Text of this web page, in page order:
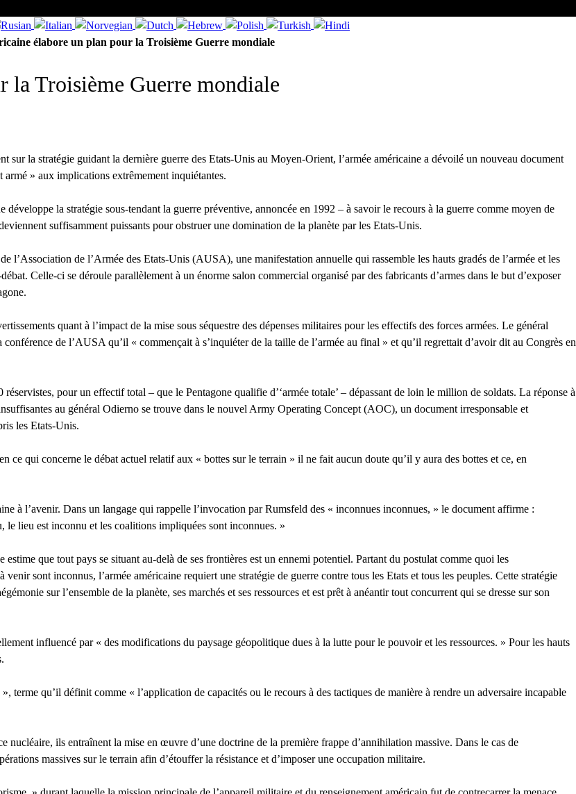
élabore un plan pour la Troisième Guerre mondiale
la Troisième Guerre mondiale
sur la stratégie guidant la dernière guerre des Etats-Unis au Moyen-Orient, l’armée américaine a dévoilé un nouveau document
» aux implications extrêmement inquiétantes.
développe la stratégie sous-tendant la guerre préventive, annoncée en 1992 – à savoir le recours à la guerre comme moyen de
suffisamment puissants pour obstruer une domination de la planète par les Etats-Unis.
l’Association de l’Armée des Etats-Unis (AUSA), une manifestation annuelle qui rassemble les hauts gradés de l’armée et les
Celle-ci se déroule parallèlement à un énorme salon commercial organisé par des fabricants d’armes dans le but d’exposer
quant à l’impact de la mise sous séquestre des dépenses militaires pour les effectifs des forces armées. Le général
de l’AUSA qu’il « commençait à s’inquiéter de la taille de l’armée au final » et qu’il regrettait d’avoir dit au Congrès en
pour un effectif total – que le Pentagone qualifie d’‘armée totale’ – dépassant de loin le million de soldats. La réponse à
au général Odierno se trouve dans le nouvel Army Operating Concept (AOC), un document irresponsable et
les Etats-Unis.
ce qui concerne le débat actuel relatif aux « bottes sur le terrain » il ne fait aucun doute qu’il y aura des bottes et ce, en
à l’avenir. Dans un langage qui rappelle l’invocation par Rumsfeld des « inconnues inconnues, » le document affirme :
le lieu est inconnu et les coalitions impliquées sont inconnues. »
que tout pays se situant au-delà de ses frontières est un ennemi potentiel. Partant du postulat comme quoi les
sont inconnus, l’armée américaine requiert une stratégie de guerre contre tous les Etats et tous les peuples. Cette stratégie
sur l’ensemble de la planète, ses marchés et ses ressources et est prêt à anéantir tout concurrent qui se dresse sur son
influencé par « des modifications du paysage géopolitique dues à la lutte pour le pouvoir et les ressources. » Pour les hauts
terme qu’il définit comme « l’application de capacités ou le recours à des tactiques de manière à rendre un adversaire incapable
nucléaire, ils entraînent la mise en œuvre d’une doctrine de la première frappe d’annihilation massive. Dans le cas de
massives sur le terrain afin d’étouffer la résistance et d’imposer une occupation militaire.